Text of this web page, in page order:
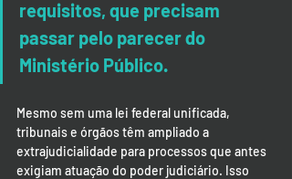
requisitos, que precisam
passar pelo parecer do
Ministério Público.​​
Mesmo sem uma lei federal unificada,
tribunais e órgãos têm ampliado a
extrajudicialidade para processos que antes
exigiam atuação do poder judiciário. Isso